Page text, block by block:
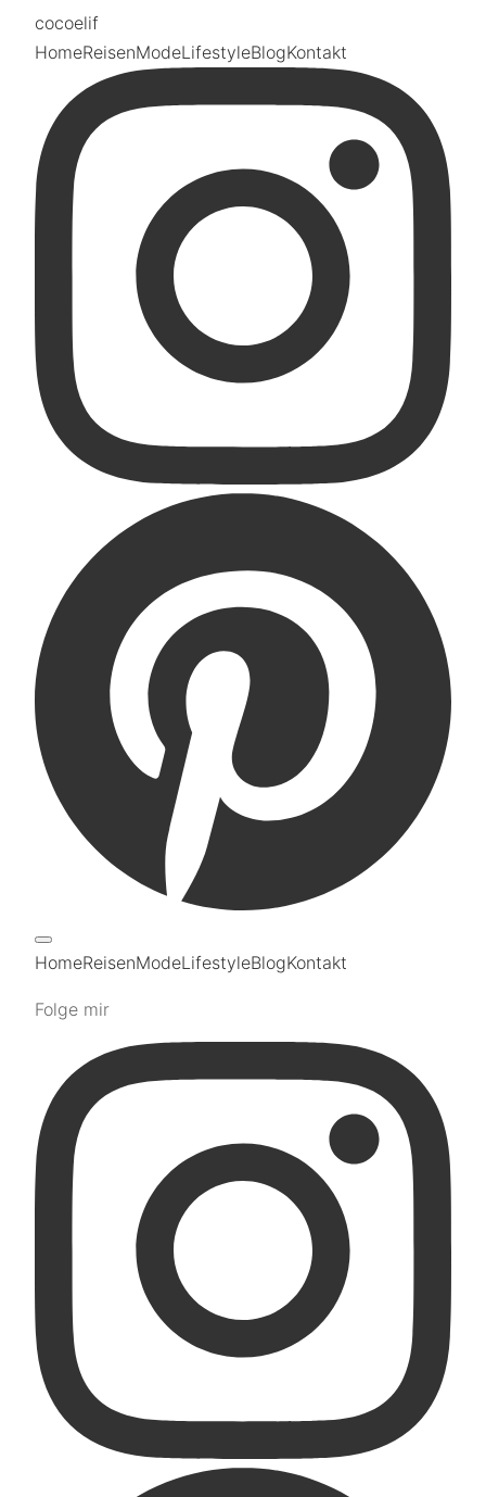
cocoelif
HomeReisenModeLifestyleBlogKontakt
HomeReisenModeLifestyleBlogKontakt
Folge mir